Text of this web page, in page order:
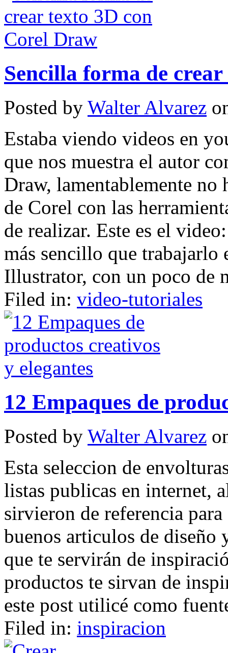
Sencilla forma de
Posted by Walter Alvarez
Estaba viendo videos en
que nos muestra el autor
Draw, lamentablemente no
de Corel con las
de realizar. Este es el
más sencillo que trabajarlo
Illustrator, con un poco de
Filed in: video-tutoriales
12 Empaques de
Posted by Walter Alvarez
Esta seleccion de
listas publicas en internet,
sirvieron de referencia
buenos articulos de diseño
que te servirán de
productos te sirvan de
este post utilicé como
Filed in: inspiracion